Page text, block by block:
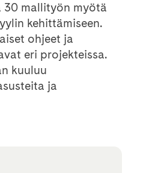
30 mallityön myötä
kehittämiseen.
ohjeet ja
eri projekteissa.
kuuluu
ja